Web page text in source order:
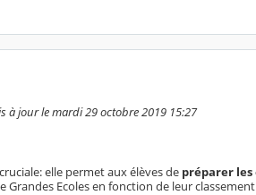
à jour le mardi 29 octobre 2019 15:27
elle permet aux élèves de préparer les
Ecoles en fonction de leur